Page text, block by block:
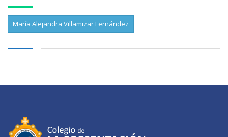
María Alejandra Villamizar Fernández